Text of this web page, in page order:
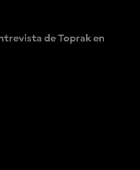
de Toprak en